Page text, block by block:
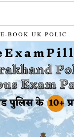
E-BOOK UK POLIC